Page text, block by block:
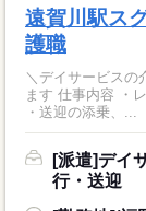
遠賀川駅ス
護職
＼デイサービスの
ます 仕事内容 ・
・送迎の添乗、...
[派遣]デイ
行・送迎